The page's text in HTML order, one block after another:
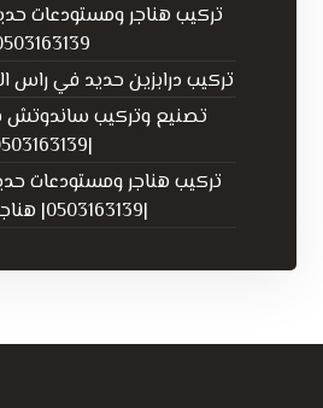
تركيب هناجر ومستودعات
تركيب درابزين حديد في راس الخيمة
تصنيع وتركيب ساندوتش
|0503163139
تركيب هناجر ومستودعات
|0503163139| هناجر شينكو